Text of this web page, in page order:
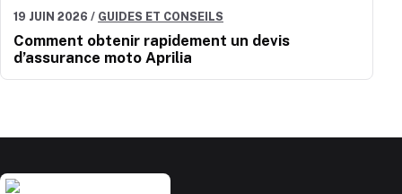
19 JUIN 2026 / GUIDES ET CONSEILS
Comment obtenir rapidement un devis
d’assurance moto Aprilia